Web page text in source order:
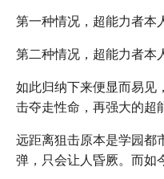
第一种情况，超能力者本
第二种情况，超能力者本
如此归纳下来便显而易见
击夺走性命，再强大的超
远距离狙击原本是学园都
弹，只会让人昏厥。而如